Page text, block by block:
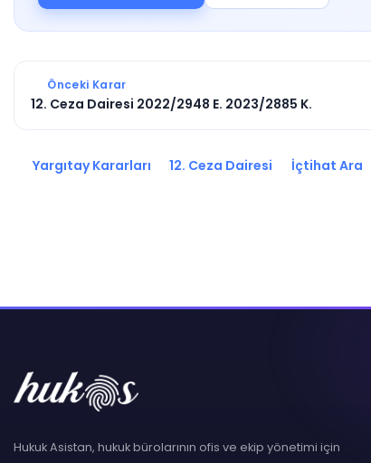
Önceki Karar
12. Ceza Dairesi 2022/2948 E. 2023/2885 K.
Yargıtay Kararları 12. Ceza Dairesi İçtihat Ara
Hukuk Asistan, hukuk bürolarının ofis ve ekip yönetimi için